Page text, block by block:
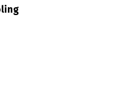
oling